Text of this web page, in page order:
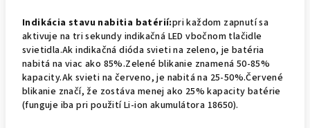
Indikácia stavu nabitia batérií:pri každom zapnutí sa
aktivuje na tri sekundy indikačná LED vbočnom tlačidle
svietidla.Ak indikačná dióda svieti na zeleno, je batéria
nabitá na viac ako 85%.Zelené blikanie znamená 50-85%
kapacity.Ak svieti na červeno, je nabitá na 25-50%.Červené
blikanie značí, že zostáva menej ako 25% kapacity batérie
(funguje iba pri použití Li-ion akumulátora 18650).